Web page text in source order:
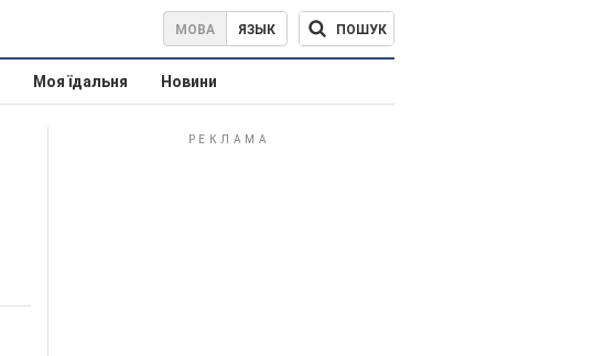
МОВА ЯЗЫК ПОШУК
Моя їдальня Новини